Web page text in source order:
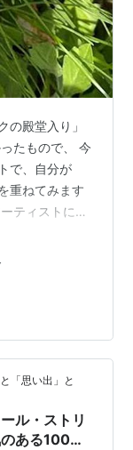
の殿堂入り」
たもので、 今
で、自分が
重ねてみます
ティストにつ
上最も人気の
表 コチラの↓
たアーティス
堂」入り！で
それと比
「思い出」と
ル・ストリ
ある100の